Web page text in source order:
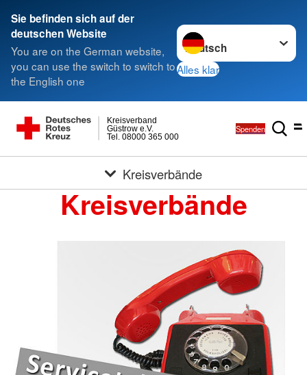
Sie befinden sich auf der
deutschen Website
You are on the German website,
you can use the switch to switch to
the English one
Sprache wechseln zu
Alles klar
Tel. 08000 365 000
Güstrow e.V.
Kreisverband
Spenden
Kreisverbände
Kreisverbände